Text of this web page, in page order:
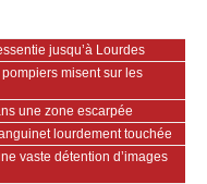
jusqu’à Lourdes
misent sur les
une zone escarpée
lourdement touchée
vaste détention d’images